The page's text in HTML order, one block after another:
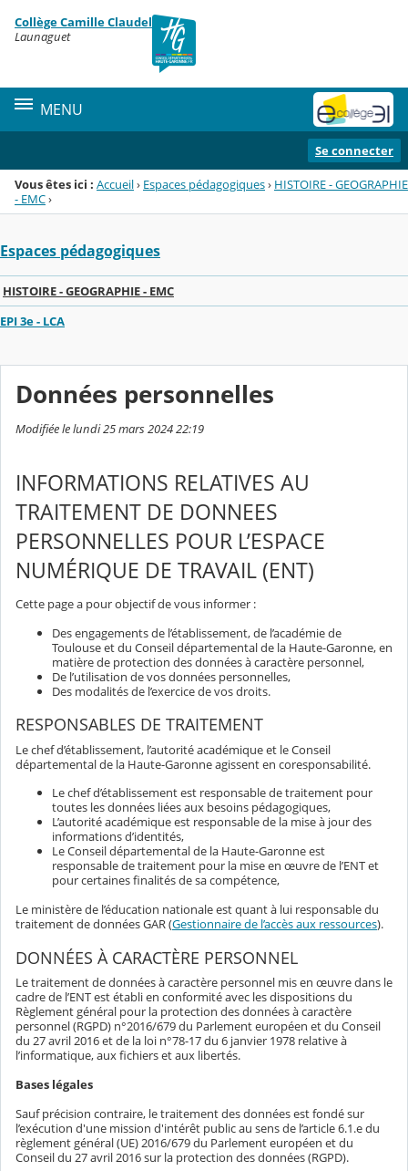
Menu de la rubrique
Contenu
Collège Camille Claudel
Launaguet
MENU
Se connecter
Vous êtes ici : Accueil› Espaces pédagogiques› HISTOIRE - GEOGRAPHIE
- EMC›
Espaces pédagogiques
HISTOIRE - GEOGRAPHIE - EMC
EPI 3e - LCA
Données personnelles
Modifiée le lundi 25 mars 2024 22:19
INFORMATIONS RELATIVES AU
TRAITEMENT DE DONNEES
PERSONNELLES POUR L’ESPACE
NUMÉRIQUE DE TRAVAIL (ENT)
Cette page a pour objectif de vous informer :
Des engagements de l’établissement, de l’académie de
Toulouse et du Conseil départemental de la Haute-Garonne, en
matière de protection des données à caractère personnel,
De l’utilisation de vos données personnelles,
Des modalités de l’exercice de vos droits.
RESPONSABLES DE TRAITEMENT
Le chef d’établissement, l’autorité académique et le Conseil
départemental de la Haute-Garonne agissent en coresponsabilité.
Le chef d’établissement est responsable de traitement pour
toutes les données liées aux besoins pédagogiques,
L’autorité académique est responsable de la mise à jour des
informations d’identités,
Le Conseil départemental de la Haute-Garonne est
responsable de traitement pour la mise en œuvre de l’ENT et
pour certaines finalités de sa compétence,
Le ministère de l’éducation nationale est quant à lui responsable du
traitement de données GAR (Gestionnaire de l’accès aux ressources).
DONNÉES À CARACTÈRE PERSONNEL
Le traitement de données à caractère personnel mis en œuvre dans le
cadre de l’ENT est établi en conformité avec les dispositions du
Règlement général pour la protection des données à caractère
personnel (RGPD) n°2016/679 du Parlement européen et du Conseil
du 27 avril 2016 et de la loi n°78-17 du 6 janvier 1978 relative à
l’informatique, aux fichiers et aux libertés.
Bases légales
Sauf précision contraire, le traitement des données est fondé sur
l’exécution d'une mission d'intérêt public au sens de l’article 6.1.e du
règlement général (UE) 2016/679 du Parlement européen et du
Conseil du 27 avril 2016 sur la protection des données (RGPD).